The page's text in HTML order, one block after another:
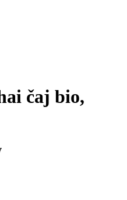
čaj bio,